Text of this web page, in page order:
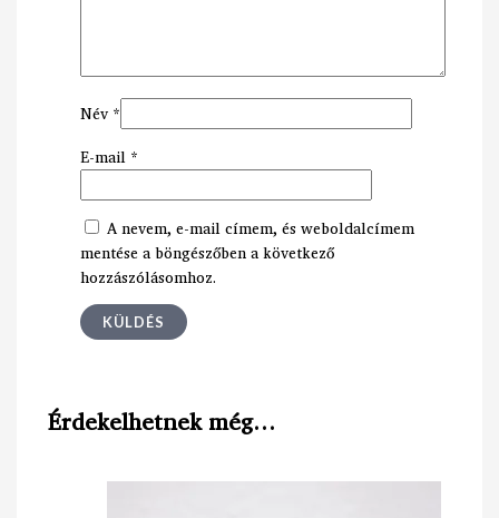
Név *
E-mail *
A nevem, e-mail címem, és weboldalcímem
mentése a böngészőben a következő
hozzászólásomhoz.
Érdekelhetnek még…